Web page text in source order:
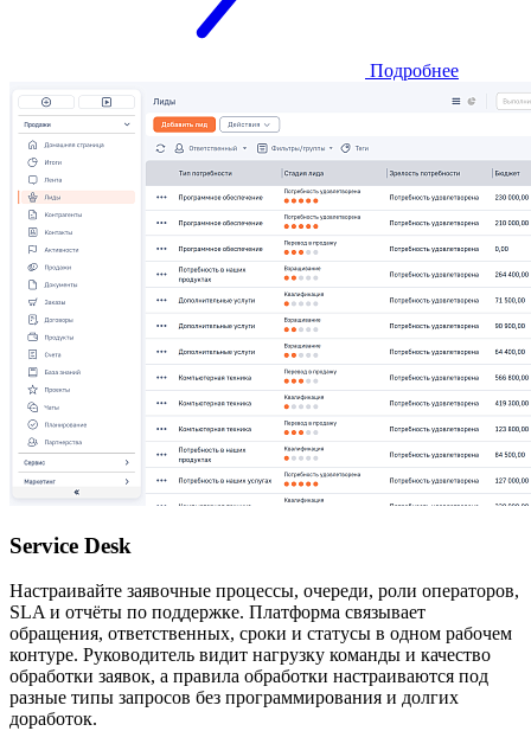
Подробнее
Service Desk
Настраивайте заявочные процессы, очереди, роли операторов,
SLA и отчёты по поддержке. Платформа связывает
обращения, ответственных, сроки и статусы в одном рабочем
контуре. Руководитель видит нагрузку команды и качество
обработки заявок, а правила обработки настраиваются под
разные типы запросов без программирования и долгих
доработок.